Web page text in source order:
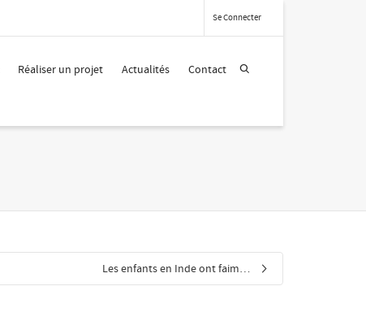
Se Connecter
Réaliser un projet Actualités Contact
Les enfants en Inde ont faim…